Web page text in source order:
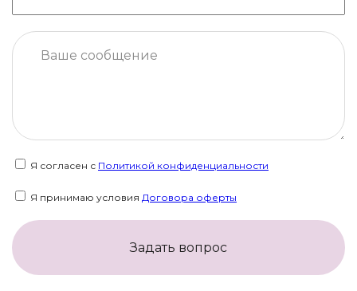
Я согласен с Политикой конфиденциальности
Я принимаю условия Договора оферты
Задать вопрос